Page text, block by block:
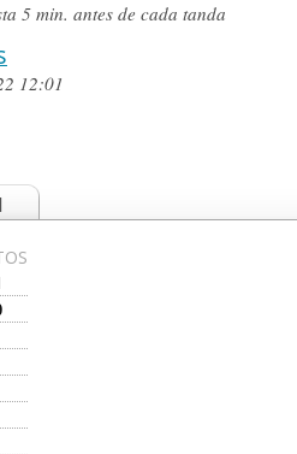
5 min. antes de cada tanda
12:01